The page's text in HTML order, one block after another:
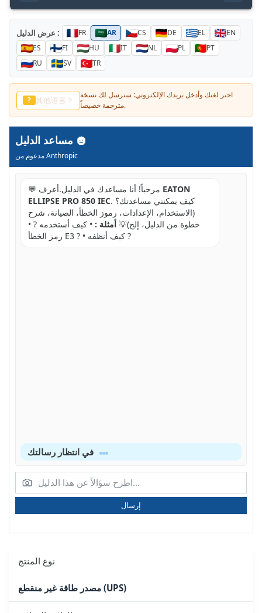
عرض الدليل : FR AR CS DE EL
EN
ES
FI HU IT NL PL
PT
RU
SV TR
? 다른 언어?
اختر لغتك وأدخل بريدك الإلكتروني: سنرسل لك نسخة
مترجمة خصيصاً.
مدعوم من Anthropic
💬 مرحباً! أنا مساعدك في الدليل.أعرف EATON
ELLIPSE PRO 850 IEC. كيف يمكنني مساعدتك؟
(الاستخدام، الإعدادات، رموز الخطأ، الصيانة، شرح
خطوة من الدليل، إلخ)💡 أمثلة : • كيف أستخدمه ? •
رمز الخطأ E3 ? • كيف أنظفه ?
إرسال
نوع المنتج
مصدر طاقة غير منقطع (UPS)